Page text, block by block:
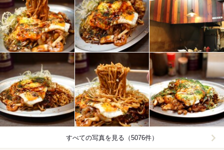
すべての写真を見る（5076件）